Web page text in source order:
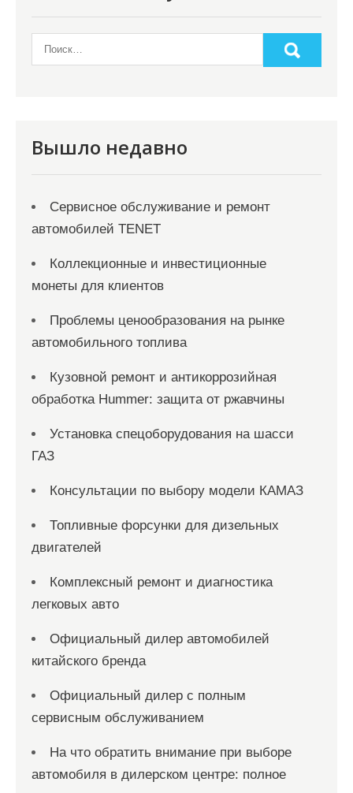
м
Вышло недавно
Сервисное обслуживание и ремонт
автомобилей TENET
Коллекционные и инвестиционные
монеты для клиентов
Проблемы ценообразования на рынке
автомобильного топлива
Кузовной ремонт и антикоррозийная
обработка Hummer: защита от ржавчины
Установка спецоборудования на шасси
ГАЗ
Консультации по выбору модели КАМАЗ
Топливные форсунки для дизельных
двигателей
Комплексный ремонт и диагностика
легковых авто
Официальный дилер автомобилей
китайского бренда
Официальный дилер с полным
сервисным обслуживанием
На что обратить внимание при выборе
автомобиля в дилерском центре: полное